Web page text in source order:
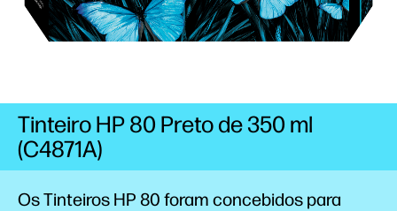
Os Tinteiros HP 80 foram concebidos para
Tinteiro HP 80 Preto de 350 ml
(C4871A)